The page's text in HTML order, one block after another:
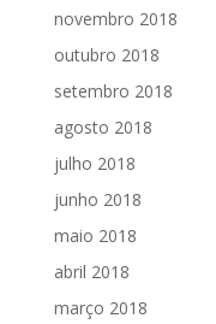
novembro 2018
outubro 2018
setembro 2018
agosto 2018
julho 2018
junho 2018
maio 2018
abril 2018
março 2018